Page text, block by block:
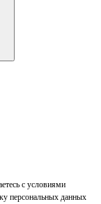
с условиями
персональных данных